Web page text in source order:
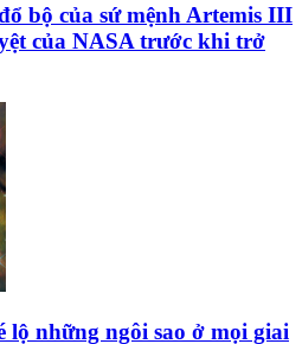
bộ của sứ mệnh Artemis III
của NASA trước khi trở
lộ những ngôi sao ở mọi giai